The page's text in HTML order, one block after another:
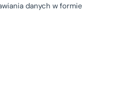
danych w formie